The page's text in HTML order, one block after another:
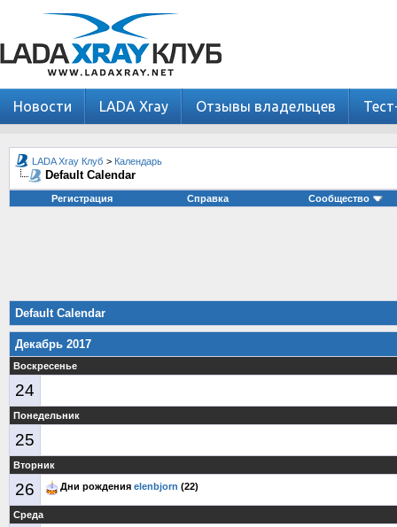
Новости LADA Xray Отзывы владельцев
LADA Xray Клуб > Календарь
Default Calendar
Регистрация Справка Сообщество
Default Calendar
Декабрь 2017
Воскресенье
24
Понедельник
25
Вторник
26 Дни рождения elenbjorn (22)
Среда